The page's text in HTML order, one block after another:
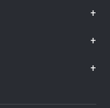
+
+
+